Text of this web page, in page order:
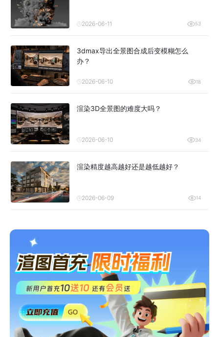
2026-06-11 53
3dmax导出全景图合成后变模糊怎么
办？
2026-06-10 18
渲染3D全景图的难度大吗？
2026-06-10 34
渲染精度越高越好还是越低越好？
2026-06-09 14